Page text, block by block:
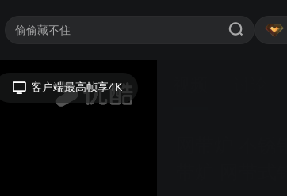
客户端最高帧享4K